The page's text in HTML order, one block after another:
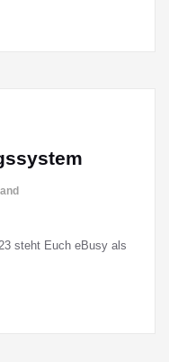
steht Euch eBusy als